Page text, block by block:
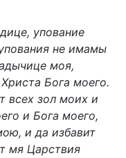
упование
не имамы
моя,
Бога моего.
всех зол моих и
и Бога моего,
и да избавит
мя Царствия